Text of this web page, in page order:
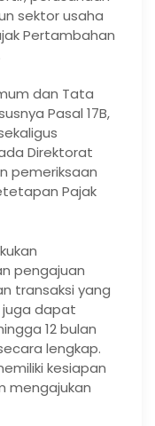
sektor usaha
Pertambahan
dan Tata
Pasal 17B,
Direktorat
pemeriksaan
Pajak
pengajuan
transaksi yang
juga dapat
12 bulan
lengkap.
kesiapan
mengajukan